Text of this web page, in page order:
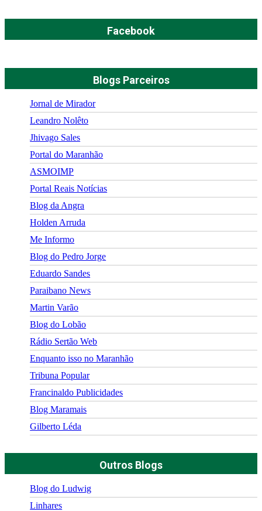
Facebook
Blogs Parceiros
Jornal de Mirador
Leandro Nolêto
Jhivago Sales
Portal do Maranhão
ASMOIMP
Portal Reais Notí­cias
Blog da Angra
Holden Arruda
Me Informo
Blog do Pedro Jorge
Eduardo Sandes
Paraibano News
Martin Varão
Blog do Lobão
Rádio Sertão Web
Enquanto isso no Maranhão
Tribuna Popular
Francinaldo Publicidades
Blog Maramais
Gilberto Léda
Outros Blogs
Blog do Ludwig
Linhares